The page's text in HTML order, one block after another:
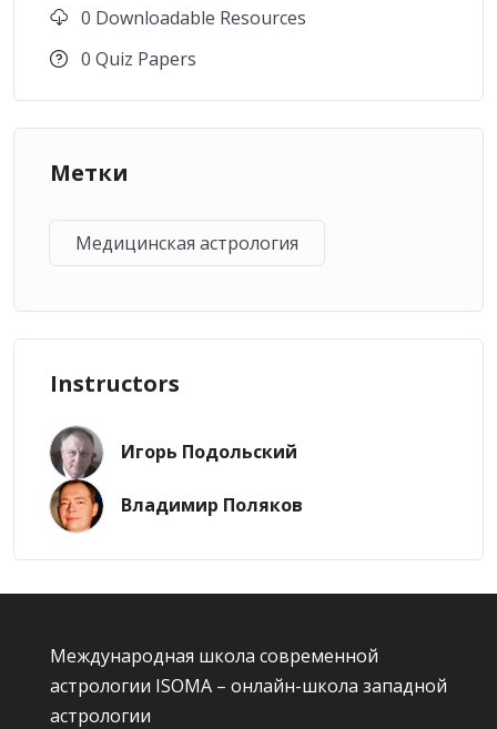
0 Downloadable Resources
0 Quiz Papers
Метки
Медицинская астрология
Instructors
Игорь Подольский
Владимир Поляков
Международная школа современной
астрологии ISOMA – онлайн-школа западной
астрологии